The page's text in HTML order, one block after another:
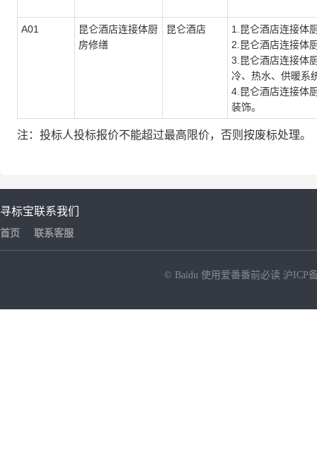
A01 昆仑酒店连接体厨
房修缮
昆仑酒店 1. 昆仑酒店连接体
2. 昆仑酒店连接体
3. 昆仑酒店连接体
冷、热水、供暖系
4. 昆仑酒店连接体
装饰。
注：投标人投标报价不能超过最高限价，否则按废标处理。
寻标宝
首页
联系我们
联系客服
© Baidu 使用爱番番前必读 沪ICP